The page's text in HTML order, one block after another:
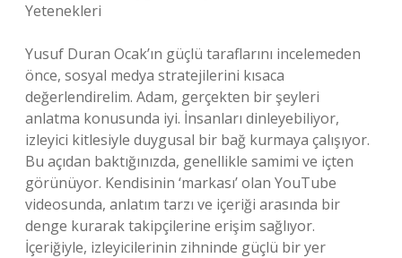
Yetenekleri
Yusuf Duran Ocak’ın güçlü taraflarını incelemeden
önce, sosyal medya stratejilerini kısaca
değerlendirelim. Adam, gerçekten bir şeyleri
anlatma konusunda iyi. İnsanları dinleyebiliyor,
izleyici kitlesiyle duygusal bir bağ kurmaya çalışıyor.
Bu açıdan baktığınızda, genellikle samimi ve içten
görünüyor. Kendisinin ‘markası’ olan YouTube
videosunda, anlatım tarzı ve içeriği arasında bir
denge kurarak takipçilerine erişim sağlıyor.
İçeriğiyle, izleyicilerinin zihninde güçlü bir yer